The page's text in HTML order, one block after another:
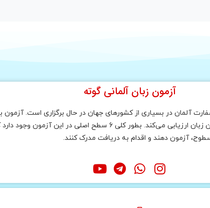
آزمون زبان آلمانی گوته
آلمان در بسیاری از کشورهای جهان در حال برگزاری است. آزمون
دارد که به ترتیب مبتدی تا پیشرفته عبارت است از :
آزمون دهند و اقدام به دریافت مدرک کنند.